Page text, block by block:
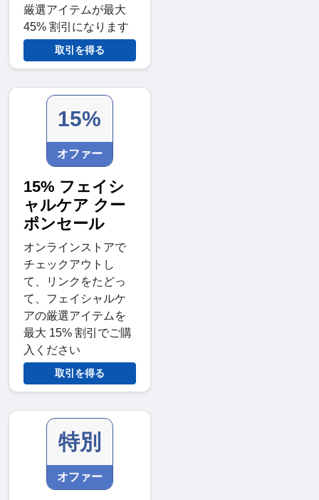
厳選アイテムが最大
45% 割引になります
取引を得る
15%
オファー
15% フェイシ
ャルケア クー
ポンセール
オンラインストアで
チェックアウトし
て、リンクをたどっ
て、フェイシャルケ
アの厳選アイテムを
最大 15% 割引でご購
入ください
取引を得る
特別
オファー